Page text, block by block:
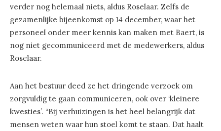
verder nog helemaal niets, aldus Roselaar. Zelfs de
gezamenlijke bijeenkomst op 14 december, waar het
personeel onder meer kennis kan maken met Baert, is
nog niet gecommuniceerd met de medewerkers, aldus
Roselaar.
Aan het bestuur deed ze het dringende verzoek om
zorgvuldig te gaan communiceren, ook over ‘kleinere
kwesties’. “Bij verhuizingen is het heel belangrijk dat
mensen weten waar hun stoel komt te staan. Dat haalt